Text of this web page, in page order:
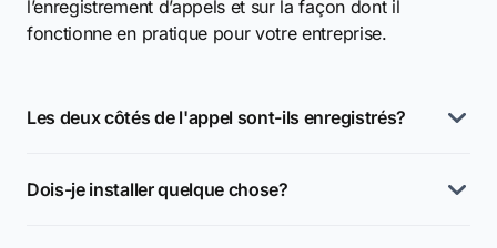
l’enregistrement d’appels et sur la façon dont il
fonctionne en pratique pour votre entreprise.
Les deux côtés de l'appel sont-ils enregistrés?
Dois-je installer quelque chose?